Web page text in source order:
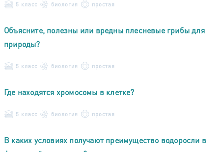
5 класс биология простая
Объясните, полезны или вредны плесневые грибы для
природы?
5 класс биология простая
Где находятся хромосомы в клетке?
5 класс биология простая
В каких условиях получают преимущество водоросли в